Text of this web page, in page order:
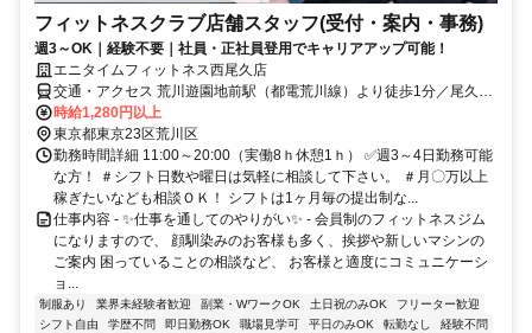
フィットネスクラブ店舗スタッフ(受付・案内・事務)
週3～OK｜経験不要｜社員・正社員登用でキャリアアップ可能！
エニタイムフィットネス西尾久店
交通・アクセス 荒川遊園地前駅（都電荒川線）より徒歩1分／尾久駅
（JR上野東京ライン）より徒歩8分
時給1,280円以上
東京都東京23区荒川区
勤務時間詳細 11:00～20:00（実働8ｈ休憩1ｈ） ✅週3～4日勤務可能
な方！ ＃シフト日数や曜日は気軽に相談して下さい。 ＃月〇万以上
稼ぎたいなども相談ＯＫ！ シフトは1ヶ月毎の提出制な...
仕事内容 - ✨仕事を通してのやりがい✨ - 会員制のフィットネスジム
になりますので、 顔馴染みのお客様も多く、挨拶や新しいマシンの
ご案内 困っていることの相談など、 お客様と適度にコミュニケーシ
ョ...
制服あり 業界未経験者歓迎 副業・WワークOK 土日祝のみOK
フリーター歓迎
シフト自由
学歴不問 即日勤務OK 職場見学可 平日のみOK 転勤なし
経験不問